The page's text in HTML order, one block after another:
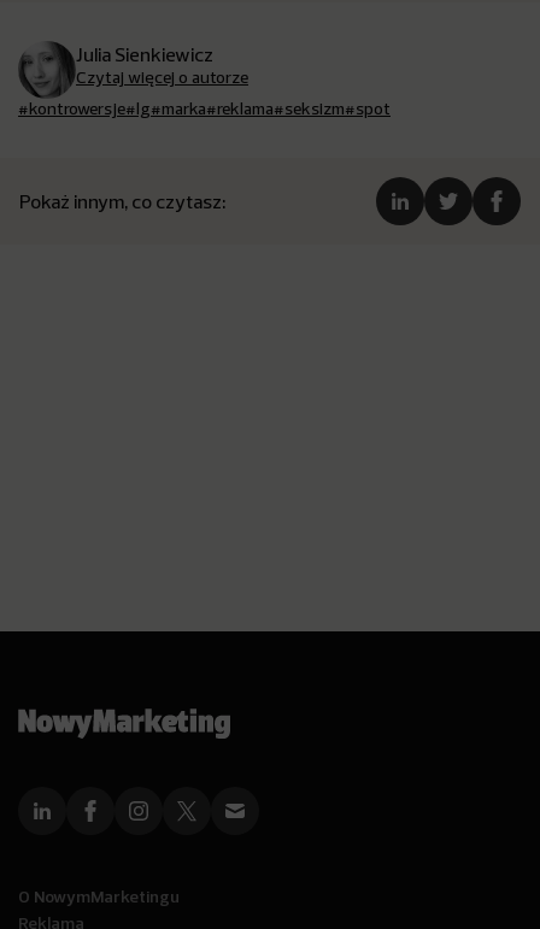
Julia Sienkiewicz
Czytaj więcej o autorze
#kontrowersje#lg#marka#reklama#seksizm#spot
Pokaż innym, co czytasz:
O NowymMarketingu
Reklama